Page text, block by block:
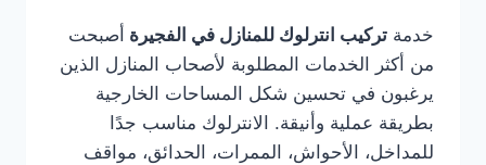
خدمة تركيب انترلوك للمنازل في الفجيرة أصبحت
من أكثر الخدمات المطلوبة لأصحاب المنازل الذين
يرغبون في تحسين شكل المساحات الخارجية
بطريقة عملية وأنيقة. الانترلوك مناسب جدًا
للمداخل، الأحواش، الممرات، الحدائق، مواقف